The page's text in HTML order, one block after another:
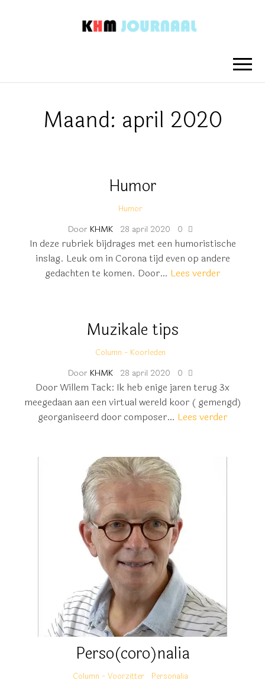
KHM
JOURNAAL
Nieuwsberichten van het Koninklijk
Maand: april 2020
Humor
Humor
Door KHMK 28 april 2020 0
In deze rubriek bijdrages met een humoristische
inslag. Leuk om in Corona tijd even op andere
gedachten te komen. Door… Lees verder
Muzikale tips
Column - Koorleden
Door KHMK 28 april 2020 0
Door Willem Tack: Ik heb enige jaren terug 3x
meegedaan aan een virtual wereld koor ( gemengd)
georganiseerd door composer… Lees verder
Perso(coro)nalia
Column - Voorzitter Personalia